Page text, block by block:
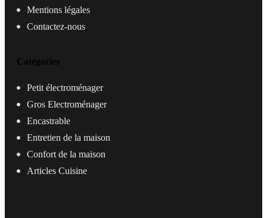
Mentions légales
Contactez-nous
Catégories
Petit électroménager
Gros Electroménager
Encastrable
Entretien de la maison
Confort de la maison
Articles Cuisine